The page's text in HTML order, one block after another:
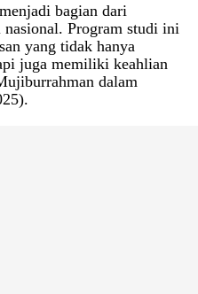
bagian dari
nasional. Program studi ini
yang tidak hanya
juga memiliki keahlian
dalam